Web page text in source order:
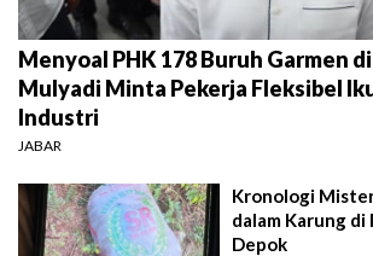
Menyoal PHK 178 Buruh Garmen
Mulyadi Minta Pekerja Fleksibel
Industri
JABAR
Kronologi
dalam Karung di
Depok